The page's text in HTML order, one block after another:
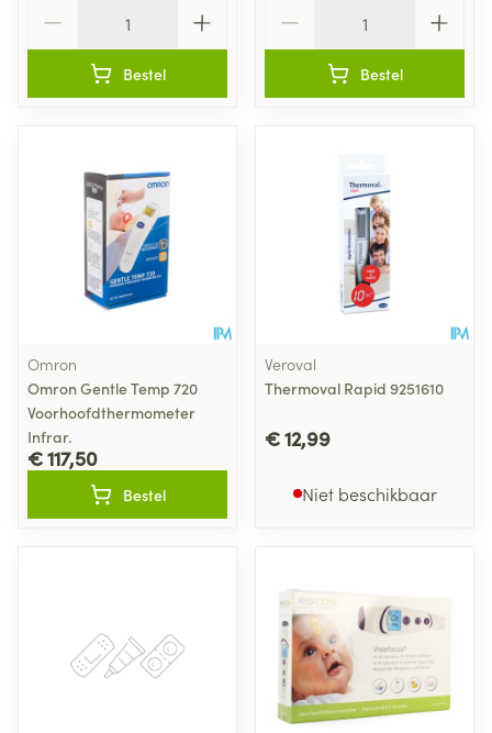
Bestel Bestel
Omron
Omron Gentle Temp 720
Voorhoofdthermometer
Infrar.
€ 117,50
Bestel
Veroval
Thermoval Rapid 9251610
€ 12,99
Niet beschikbaar